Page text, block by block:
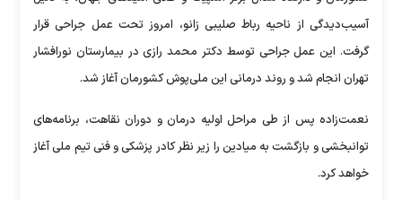
آسیب‌دیدگی از ناحیه رباط صلیبی زانو، امروز تحت عمل جراحی قرار
گرفت. این عمل جراحی توسط دکتر محمد رازی در بیمارستان نورافشار
تهران انجام شد و روند درمانی این ملی‌پوش کشورمان آغاز شد.
نعمت‌زاده پس از طی مراحل اولیه درمان و دوران نقاهت، برنامه‌های
توانبخشی و بازگشت به میادین را زیر نظر کادر پزشکی و فنی تیم ملی آغاز
خواهد کرد.